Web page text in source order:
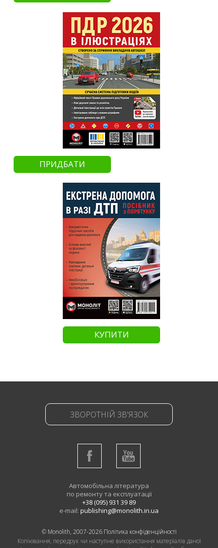
ПРИДБАТИ
КУПИТИ
ЗВОРОТНІЙ ЗВ'ЯЗОК
Автомобільна література
по ремонту та експлуатації
+38 (095) 931 39 89
e-mail: publishing@monolith.in.ua
© Monolith, 2007-2026 Політика конфіденційності
Копіювання, передрук чи наступне використання матеріалів даної